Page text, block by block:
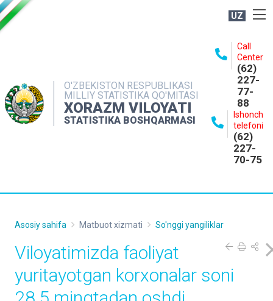
UZ
O'ZBEKISTON RESPUBLIKASI
MILLIY STATISTIKA QO'MITASI
XORAZM VILOYATI
STATISTIKA BOSHQARMASI
Call
Center
(62)
227-
77-
88
Ishonch
telefoni
(62)
227-
70-75
NASHRLAR
INTERAKTIV XIZMATLAR
MATBUOT XIZMATI
Asosiy sahifa Matbuot xizmati So'nggi yangiliklar
Viloyatimizda faoliyat
yuritayotgan korxonalar soni